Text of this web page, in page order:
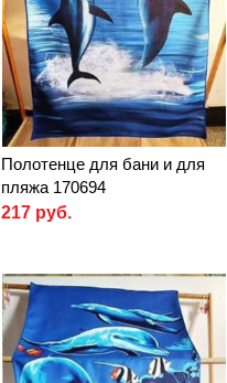
Полотенце для бани и для
пляжа 170694
217 руб.